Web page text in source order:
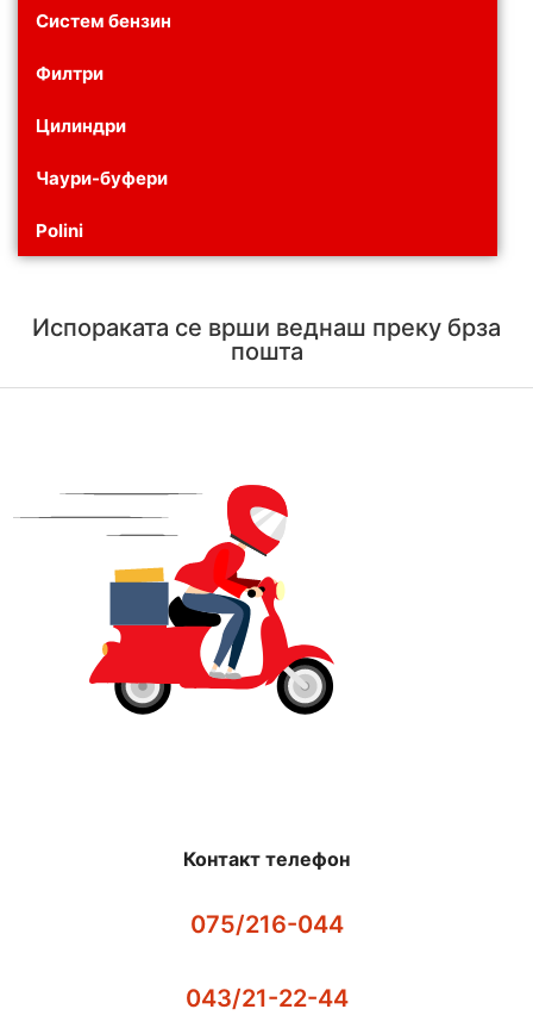
Систем бензин
Филтри
Цилиндри
Чаури-буфери
Polini
Испораката се врши веднаш преку брза
пошта
Контакт телефон
075/216-044
043/21-22-44